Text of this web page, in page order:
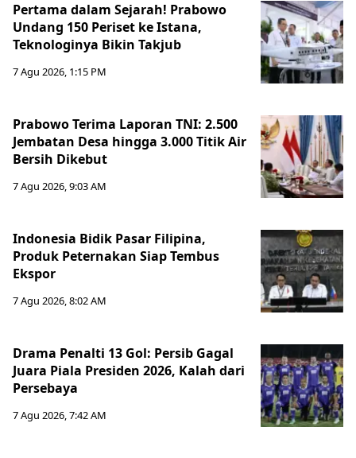
Pertama dalam Sejarah! Prabowo
Undang 150 Periset ke Istana,
Teknologinya Bikin Takjub
7 Agu 2026, 1:15 PM
Prabowo Terima Laporan TNI: 2.500
Jembatan Desa hingga 3.000 Titik Air
Bersih Dikebut
7 Agu 2026, 9:03 AM
Indonesia Bidik Pasar Filipina,
Produk Peternakan Siap Tembus
Ekspor
7 Agu 2026, 8:02 AM
Drama Penalti 13 Gol: Persib Gagal
Juara Piala Presiden 2026, Kalah dari
Persebaya
7 Agu 2026, 7:42 AM